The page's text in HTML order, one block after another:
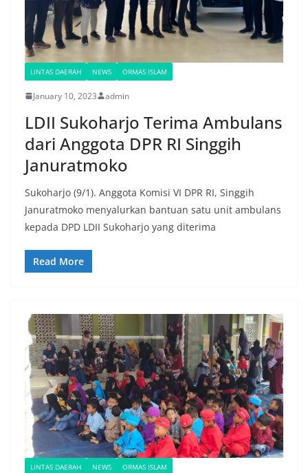
LINTAS DAERAH NEWS ORMAS ISLAM
January 10, 2023 admin
LDII Sukoharjo Terima Ambulans
dari Anggota DPR RI Singgih
Januratmoko
Sukoharjo (9/1). Anggota Komisi VI DPR RI, Singgih
Januratmoko menyalurkan bantuan satu unit ambulans
kepada DPD LDII Sukoharjo yang diterima
Read More
LINTAS DAERAH NEWS ORMAS ISLAM